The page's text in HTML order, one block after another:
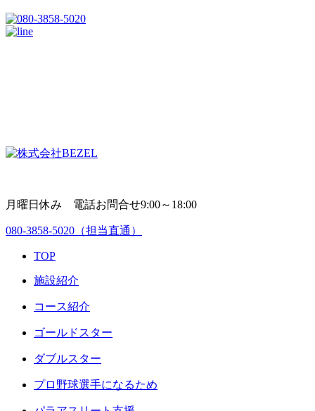
月曜日休み 電話お問合せ9:00～18:00
080-3858-5020 （担当直通）
TOP
施設紹介
コース紹介
ゴールドスター
ダブルスター
プロ野球選手になるため